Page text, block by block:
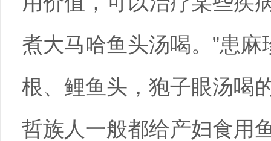
煮大马哈鱼头汤喝。”患
根、鲤鱼头，狍子眼汤喝
哲族人一般都给产妇食用